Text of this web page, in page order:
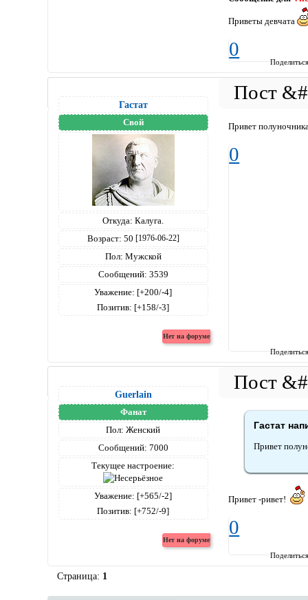
Приветы девчата
0
Гастат
Свой
Откуда: Калуга.
Возраст: 50 [1976-06-22]
Пол: Мужской
Сообщений: 3539
Уважение: [+200/-4]
Позитив: [+158/-3]
Привет
0
Guerlain
Фанат
Пол: Женский
Сообщений: 7000
Текущее настроение:
Уважение: [+565/-2]
Позитив: [+752/-9]
Гастат
Привет
Привет -ривет!
0
Страница: 1